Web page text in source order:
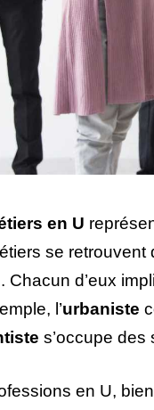
en U
se retrouvent
Chacun d’eux
l’urbaniste
s’occupe des
en U,